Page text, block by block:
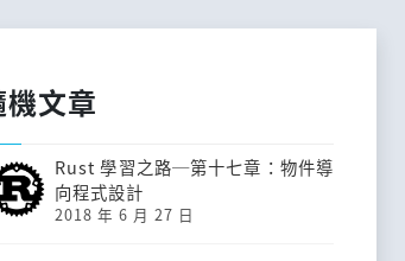
機文章
Rust 學習之路─第十七章：物件導
向程式設計
2018 年 6 月 27 日